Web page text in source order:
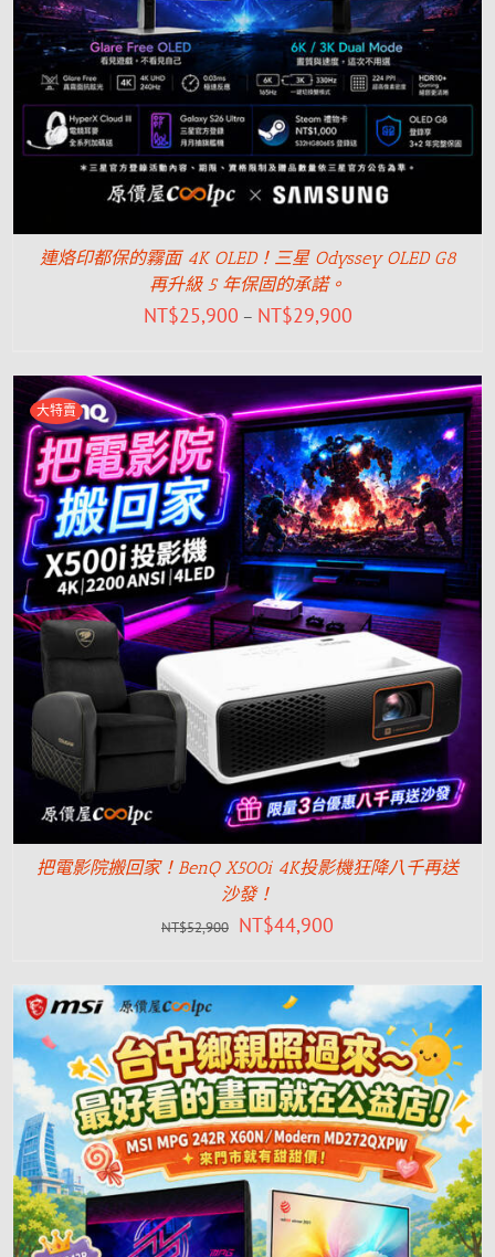
連烙印都保的霧面 4K OLED！三星 Odyssey OLED G8
再升級 5 年保固的承諾。
NT$25,900 – NT$29,900
大特賣
把電影院搬回家！BenQ X500i 4K投影機狂降八千再送
沙發！
NT$52,900 NT$44,900